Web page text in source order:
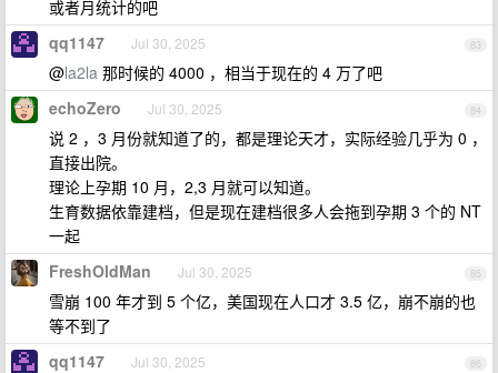
或者月统计的吧
83
qq1147 Jul 30, 2025
@la2la 那时候的 4000 ，相当于现在的 4 万了吧
84
echoZero Jul 30, 2025
说 2 ，3 月份就知道了的，都是理论天才，实际经验几乎为 0 ，
直接出院。
理论上孕期 10 月，2,3 月就可以知道。
生育数据依靠建档，但是现在建档很多人会拖到孕期 3 个的 NT
一起
85
FreshOldMan Jul 30, 2025
雪崩 100 年才到 5 个亿，美国现在人口才 3.5 亿，崩不崩的也
等不到了
86
qq1147 Jul 30, 2025